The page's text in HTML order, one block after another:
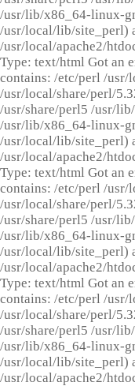
/usr/lib/x86_64-linux-
/usr/local/lib/site_perl)
/usr/local/apache2/
Type: text/html Got an
contains: /etc/perl /
/usr/local/share/perl/
/usr/share/perl5 /usr/
/usr/lib/x86_64-linux-
/usr/local/lib/site_perl)
/usr/local/apache2/
Type: text/html Got an
contains: /etc/perl /
/usr/local/share/perl/
/usr/share/perl5 /usr/
/usr/lib/x86_64-linux-
/usr/local/lib/site_perl)
/usr/local/apache2/
Type: text/html Got an
contains: /etc/perl /
/usr/local/share/perl/
/usr/share/perl5 /usr/
/usr/lib/x86_64-linux-
/usr/local/lib/site_perl)
/usr/local/apache2/